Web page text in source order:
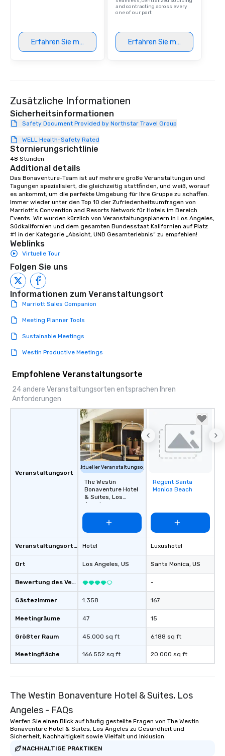
Erfahren Sie mehr
and contracting across every
one of our part
Erfahren Sie mehr
Zusätzliche Informationen
Sicherheitsinformationen
Safety Document Provided by Northstar Travel Group
WELL Health-Safety Rated
Stornierungsrichtlinie
48 Stunden
Additional details
Das Bonaventure-Team ist auf mehrere große Veranstaltungen und
Tagungen spezialisiert, die gleichzeitig stattfinden, und weiß, worauf
es ankommt, um die perfekte Umgebung für Ihre Gruppe zu schaffen.
Immer wieder unter den Top 10 der Zufriedenheitsumfragen von
Marriott's Convention and Resorts Network für Hotels im Bereich
Events. Wir wurden kürzlich von Veranstaltungsplanern in Los Angeles,
Südkalifornien und dem gesamten Bundesstaat Kalifornien auf Platz
#1 in der Kategorie „Absicht, UND Gesamterlebnis“ zu empfehlen!
Weblinks
Virtuelle Tour
Folgen Sie uns
Informationen zum Veranstaltungsort
Marriott Sales Companion
Meeting Planner Tools
Sustainable Meetings
Westin Productive Meetings
Empfohlene Veranstaltungsorte
24 andere Veranstaltungsorten entsprachen Ihren
Anforderungen
Veranstaltungsort
Veranstaltungsortstyp
Ort
Bewertung des Veranstaltungsortes
Gästezimmer
Meetingräume
Größter Raum
Meetingfläche
Aktueller Veranstaltungsort
The Westin
Bonaventure Hotel
& Suites, Los
Angeles
Hotel
Los Angeles, US
1.358
47
45.000 sq ft
166.552 sq ft
Removed from
favorites
Regent Santa
Monica Beach
Luxushotel
Santa Monica, US
-
167
15
6.188 sq ft
20.000 sq ft
The Westin Bonaventure Hotel & Suites, Los
Angeles - FAQs
Werfen Sie einen Blick auf häufig gestellte Fragen von The Westin
Bonaventure Hotel & Suites, Los Angeles zu Gesundheit und
Sicherheit, Nachhaltigkeit sowie Vielfalt und Inklusion.
NACHHALTIGE PRAKTIKEN